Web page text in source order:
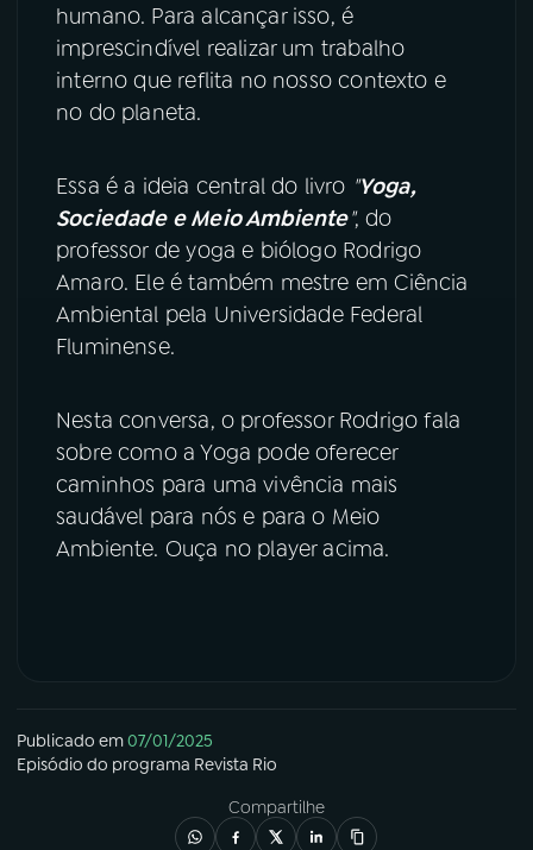
humano. Para alcançar isso, é
imprescindível realizar um trabalho
interno que reflita no nosso contexto e
no do planeta.
Essa é a ideia central do livro "Yoga,
Sociedade e Meio Ambiente", do
professor de yoga e biólogo Rodrigo
Amaro. Ele é também mestre em Ciência
Ambiental pela Universidade Federal
Fluminense.
Nesta conversa, o professor Rodrigo fala
sobre como a Yoga pode oferecer
caminhos para uma vivência mais
saudável para nós e para o Meio
Ambiente. Ouça no player acima.
Publicado em07/01/2025
Episódio do programa Revista Rio
Compartilhe